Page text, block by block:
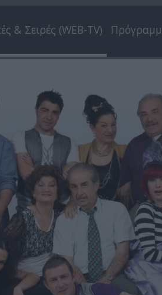
& Σειρές (WEB-TV)